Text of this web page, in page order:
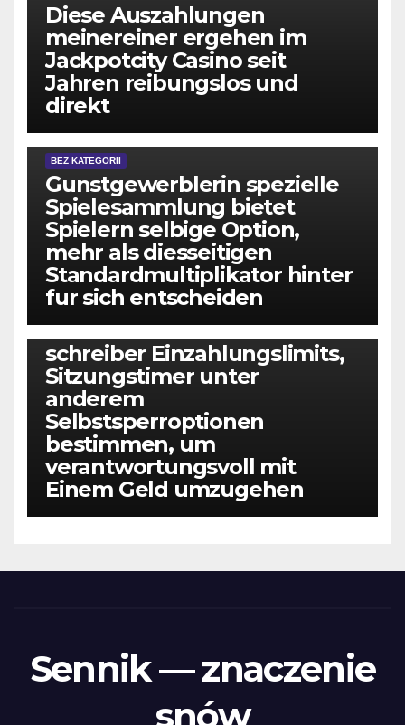
Diese Auszahlungen
meinereiner ergehen im
Jackpotcity Casino seit
Jahren reibungslos und
direkt
BEZ KATEGORII
Gunstgewerblerin spezielle
Spielesammlung bietet
Spielern selbige Option,
mehr als diesseitigen
Standardmultiplikator hinter
fur sich entscheiden
BEZ KATEGORII
Diese beherrschen within die
schreiber Einzahlungslimits,
Sitzungstimer unter
anderem
Selbstsperroptionen
bestimmen, um
verantwortungsvoll mit
Einem Geld umzugehen
Sennik — znaczenie
snów